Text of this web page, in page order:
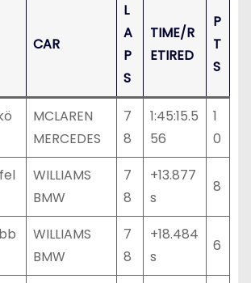
CAR
L
A
P
S
TIME/R
ETIRED
P
T
S
MCLAREN
MERCEDES
7
8
1:45:15.5
56
1
0
WILLIAMS
BMW
7
8
+13.877
s
8
WILLIAMS
BMW
7
8
+18.484
s
6